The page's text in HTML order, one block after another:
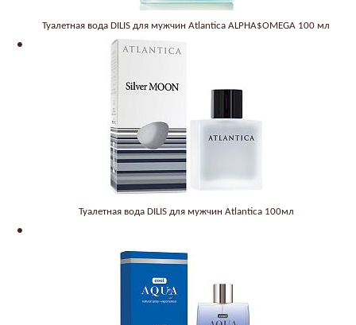
Туалетная вода DILIS для мужчин Atlantica ALPHA$OMEGA 100 мл
Туалетная вода DILIS для мужчин Atlantica 100мл